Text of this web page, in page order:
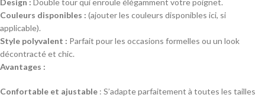
Couleurs disponibles : (ajouter les couleurs disponibles ici, si
applicable).
Style polyvalent : Parfait pour les occasions formelles ou un look
décontracté et chic.
Avantages :
Confortable et ajustable : S’adapte parfaitement à toutes les tailles